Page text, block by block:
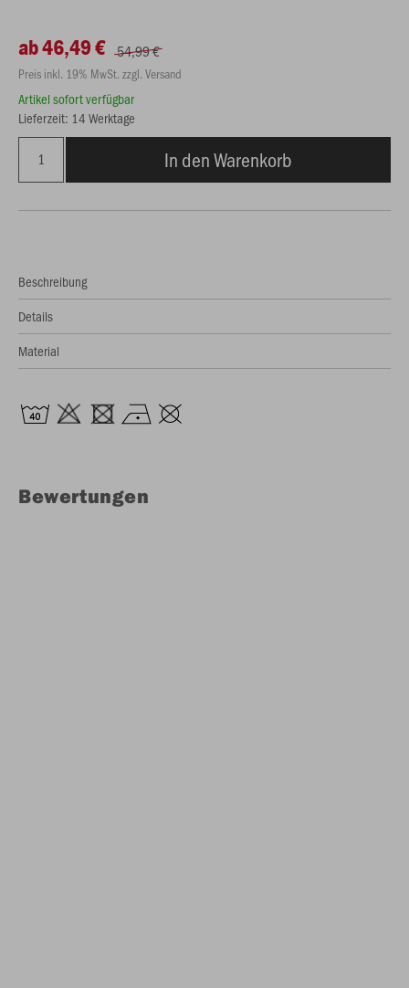
ab 46,49 € 54,99 €
Preis inkl. 19% MwSt. zzgl. Versand
Artikel sofort verfügbar
Lieferzeit: 14 Werktage
In den Warenkorb
Beschreibung
Details
Material
Bewertungen